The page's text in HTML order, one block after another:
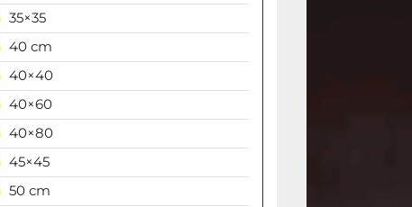
35×35
40 cm
40×40
40×60
40×80
45×45
50 cm